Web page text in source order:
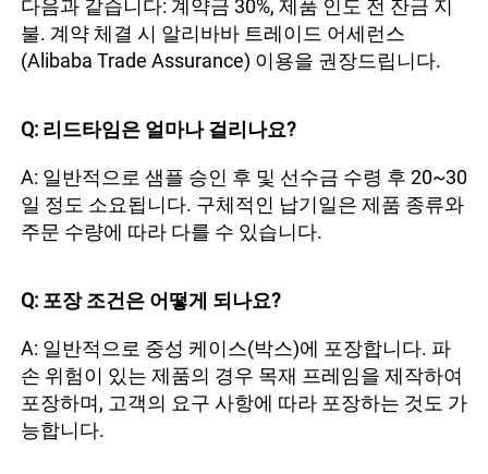
다음과 같습니다: 계약금 30%, 제품 인도 전 잔금 지
불. 계약 체결 시 알리바바 트레이드 어세런스
(Alibaba Trade Assurance) 이용을 권장드립니다.
Q: 리드타임은 얼마나 걸리나요?
A: 일반적으로 샘플 승인 후 및 선수금 수령 후 20~30
일 정도 소요됩니다. 구체적인 납기일은 제품 종류와
주문 수량에 따라 다를 수 있습니다.
Q: 포장 조건은 어떻게 되나요?
A: 일반적으로 중성 케이스(박스)에 포장합니다. 파
손 위험이 있는 제품의 경우 목재 프레임을 제작하여
포장하며, 고객의 요구 사항에 따라 포장하는 것도 가
능합니다.